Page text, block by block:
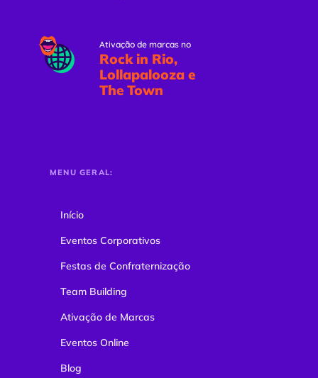
Ativação de marcas no
Rock in Rio,
Lollapalooza e
The Town
MENU GERAL:
Início
Eventos Corporativos
Festas de Confraternização
Team Building
Ativação de Marcas
Eventos Online
Blog